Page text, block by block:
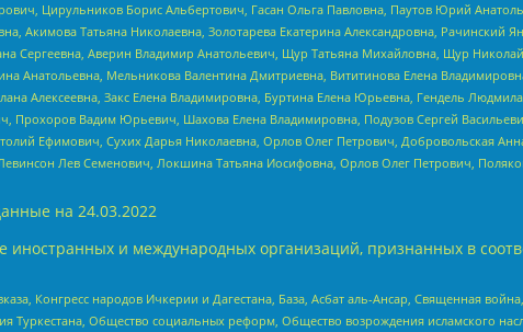
Цирульников Борис Альбертович, Гасан Ольга Павловна, Паутов Юрий
Акимова Татьяна Николаевна, Золотарева Екатерина Александровна, Рачинский
Сергеевна, Аверин Владимир Анатольевич, Щур Татьяна Михайловна, Щур
Анатольевна, Мельникова Валентина Дмитриевна, Вититинова Елена
Алексеевна, Закс Елена Владимировна, Буртина Елена Юрьевна, Гендель
Прохоров Вадим Юрьевич, Шахова Елена Владимировна, Подузов Сергей
Ефимович, Сухих Дарья Николаевна, Орлов Олег Петрович, Добровольская
Лев Семенович, Локшина Татьяна Иосифовна, Орлов Олег Петрович,
на 24.03.2022
и международных организаций, признанных в
Конгресс народов Ичкерии и Дагестана, База, Асбат аль-Ансар, Священная
Туркестана, Общество социальных реформ, Общество возрождения исламского